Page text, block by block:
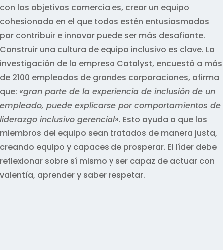
con los objetivos comerciales, crear un equipo
cohesionado en el que todos estén entusiasmados
por contribuir e innovar puede ser más desafiante.
Construir una cultura de equipo inclusivo es clave. La
investigación de la empresa Catalyst, encuestó a más
de 2100 empleados de grandes corporaciones, afirma
que: «gran parte de la experiencia de inclusión de un
empleado, puede explicarse por comportamientos de
liderazgo inclusivo gerencial». Esto ayuda a que los
miembros del equipo sean tratados de manera justa,
creando equipo y capaces de prosperar. El líder debe
reflexionar sobre sí mismo y ser capaz de actuar con
valentía, aprender y saber respetar.